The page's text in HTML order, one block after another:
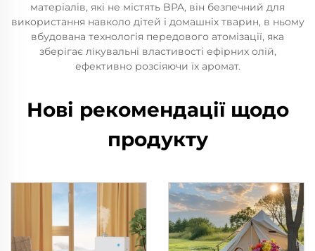
матеріалів, які не містять BPA, він безпечний для
використання навколо дітей і домашніх тварин, в ньому
вбудована технологія передового атомізації, яка
зберігає лікувальні властивості ефірних олій,
ефективно розсіяючи їх аромат.
Нові рекомендації щодо
продукту